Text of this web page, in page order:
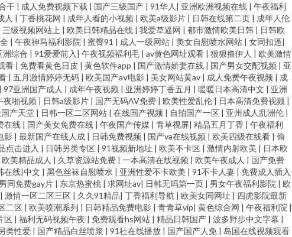
不卡视频 91最新免费网址 亚洲激情 青草操中文字幕 久草热香蕉久 大香蕉狠狠
人久久视频 91视频国产网站 无码福利社 欧美在线aa 精品粉嫩久久懂色 大香蕉
美 免费性爱Av 狠狠的撸最新版 操逼问址 91网页入口免费 亚洲国产无AV码 日
频 久草超爱 岛国色导航 91性爱视频大全 亚洲AU 人妖丝袜 久草网址国产 国产
久99 超碰人人123 青青草国产欧美 香蕉视频黄色 人人操网 九九热青青草 福利
色 91免费公开视频 无码熟妇人妻AV 欧美日韩在线射精 韩国伦理合集 超碰国
91视额 午夜av福利 欧美亚色色 黄色三极带 大香蕉网官网内 avtt自拍 综合久欧
月天 中文字幕日韩色 五月天资源站 日本Aa 久久靑青操 国产91看 av高清在线
干 | 成人免费视频下载 | 国产三级国产 | 91华人 | 亚洲欧洲视频在线 | 午夜福利
人 | 丁香桃花网 | 成年人看的小视频 | 欧美a级影片 | 日韩在线第二页 | 成年人伦
三级视频网站上 | 欧美日韩精品在线 | 我爱草逼网 | 都市激情欧美日韩 | 日韩欧
| 午夜神马福利影院 | 蜜臀91 | 成人一级网站 | 美女自慰喷水网站 | 女同扣逼|
洲综合 | 91爱爱前入 | 午夜视频福利毛 | av黄色网址观看 | 狠狠撸伊人 | 欧美激情
看 | 免费看黄色日皮 | 黄色软件app | 国产激情娇妻在线 | 国产男女交配视频 | 亚
| 五月激情婷婷无码 | 欧美国产aⅴ电影 | 美女网站黄av | 成人免费午夜视频 | 成
| 97亚洲国产成人 | 成年午夜视频 | 亚洲婷婷丁香五月 | 暖暖日本高清中文 | 亚洲
夜啪视频 | 日韩a级影片 | 国产无码AV免费 | 欧美性爱乱伦 | 日本高清免费视频 |
产天堂 | 日韩一区二区网站 | 在线国产视频 | 自拍国产一区 | 亚州成人乱洲伦 |
在线 | 国产美女免费在线 | 午夜国产传媒 | 青草视屏| 精品五月丁香 | 午夜福利
影 | 最新国产在线人成 | 日韩免费视频 | 国产va在线视频 | 欧美四级在线看 | 偷
点击进入 | 日韩另类专区 | 91视频新地址 | 欧美不卡区 | 激情内射欧美 | 日本欧
欧美精品成人 | 久草资源站免费 | 一本高清在线视频 | 欧美午夜成人 | 国产免费
在线|中文 | 黑色丝袜自慰喷水 | 亚洲性爱不卡欧美 | 91不卡人妻 | 免费成人插入
男同免费gay片 | 东京热蜜桃 | 求网址av| 日韩无码第一页 | 男女午夜福利影院 | 欧
| 激情一区二区三区 | 久久91精品| 丁香福利导航 | 欧美女同网址 | 四虎影院最新
二区 | 欧美喷潮系列 | 日韩精品免费电影 | 青青草vip| 黄色综合网 | 午夜福利院 |
区 | 福利无码视频午夜 | 免费观看hs网站 | 精品日韩国产 | 波多野步中文字幕 |
类性爱 | 国产精品白丝喷浆 | 91社在线播放 | 国产国产人免 | 岛国在线视频观看